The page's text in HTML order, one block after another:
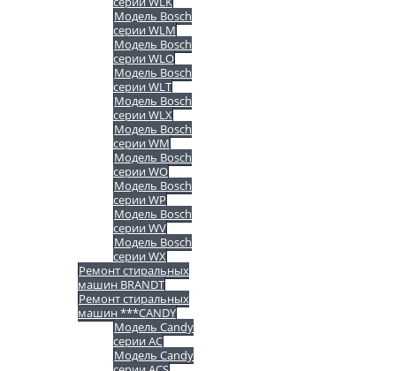
Модель Bosch
серии WLM
Модель Bosch
серии WLO
Модель Bosch
серии WLT
Модель Bosch
серии WLX
Модель Bosch
серии WM
Модель Bosch
серии WO
Модель Bosch
серии WP
Модель Bosch
серии WV
Модель Bosch
серии WX
Ремонт стиральных
машин BRANDT
Ремонт стиральных
машин ***CANDY
Модель Candy
серии AC
Модель Candy